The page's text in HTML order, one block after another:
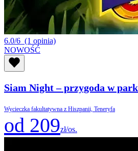
6.0/6 (1 opinia)
NOWOŚĆ
Siam Night – przygoda w
Wycieczka fakultatywna z Hiszpanii, Teneryfa
od 209zł/os.